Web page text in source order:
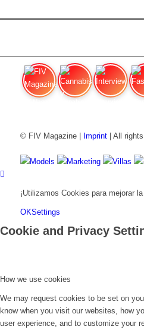
© FIV Magazine | Imprint| All rights
Models Marketing Villas
¡Utilizamos Cookies para mejorar
OKSettings
Cookie and Privacy
How we use cookies
We may request cookies to be set on
know when you visit our websites, how
user experience, and to customize your